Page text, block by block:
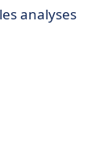
analyses